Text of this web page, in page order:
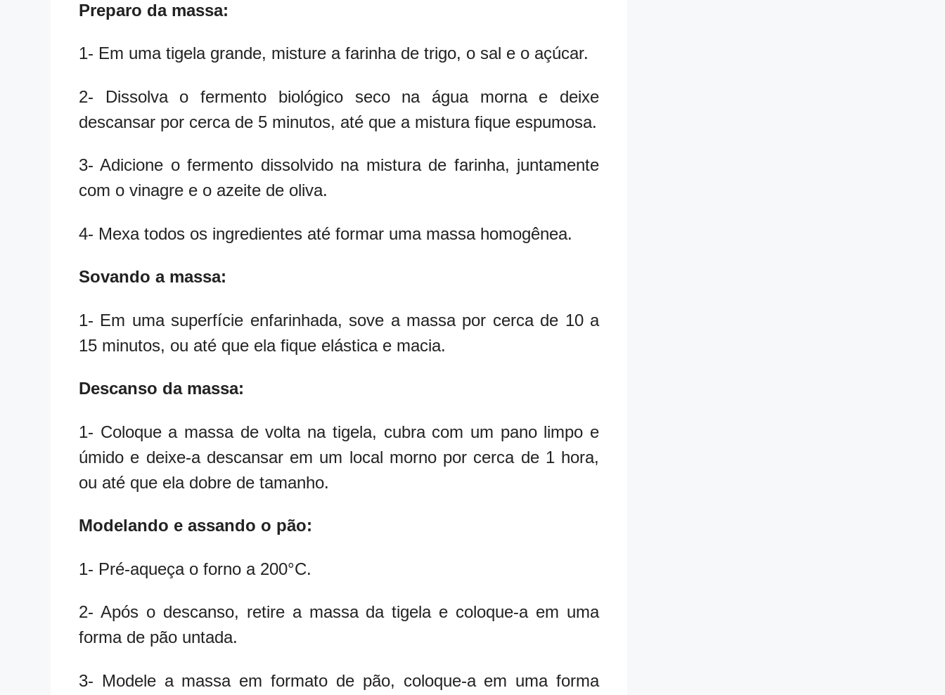
Preparo da massa:
1- Em uma tigela grande, misture a farinha de trigo, o sal e o açúcar.
2- Dissolva o fermento biológico seco na água morna e deixe
descansar por cerca de 5 minutos, até que a mistura fique espumosa.
3- Adicione o fermento dissolvido na mistura de farinha, juntamente
com o vinagre e o azeite de oliva.
4- Mexa todos os ingredientes até formar uma massa homogênea.
Sovando a massa:
1- Em uma superfície enfarinhada, sove a massa por cerca de 10 a
15 minutos, ou até que ela fique elástica e macia.
Descanso da massa:
1- Coloque a massa de volta na tigela, cubra com um pano limpo e
úmido e deixe-a descansar em um local morno por cerca de 1 hora,
ou até que ela dobre de tamanho.
Modelando e assando o pão:
1- Pré-aqueça o forno a 200°C.
2- Após o descanso, retire a massa da tigela e coloque-a em uma
forma de pão untada.
3- Modele a massa em formato de pão, coloque-a em uma forma